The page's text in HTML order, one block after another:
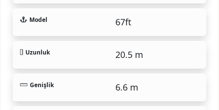
Model 67ft
Uzunluk 20.5 m
Genişlik 6.6 m